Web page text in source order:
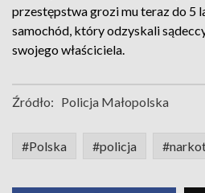
przestępstwa grozi mu teraz do 5
samochód, który odzyskali
swojego właściciela.
Źródło: Policja Małopolska
#Polska #policja